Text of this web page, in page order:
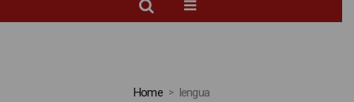
Home lengua